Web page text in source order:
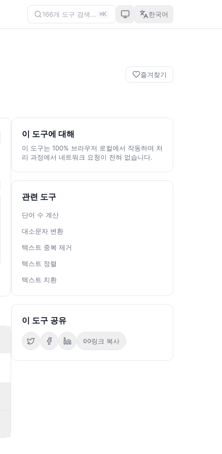
166개 도구 검색... ⌘K 한국어
즐겨찾기
이 도구에 대해
이 도구는 100% 브라우저 로컬에서 작동하며 처
리 과정에서 네트워크 요청이 전혀 없습니다.
관련 도구
단어 수 계산
대소문자 변환
텍스트 중복 제거
텍스트 정렬
텍스트 치환
이 도구 공유
링크 복사